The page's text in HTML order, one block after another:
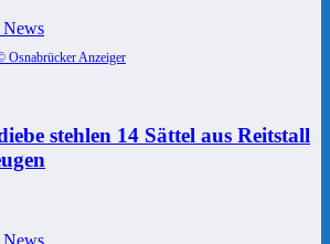
Osnabrücker Anzeiger
stehlen 14 Sättel aus Reitstall